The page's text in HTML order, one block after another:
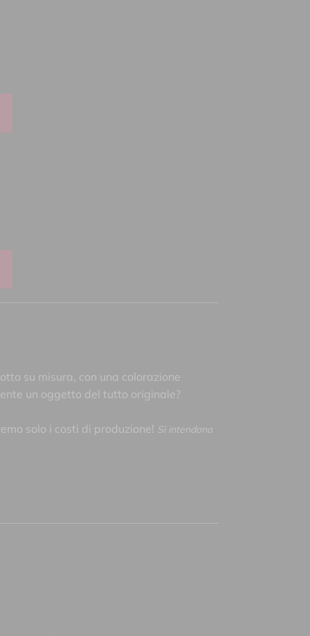
su misura, con una colorazione
un oggetto del tutto originale?
solo i costi di produzione! Si intendono